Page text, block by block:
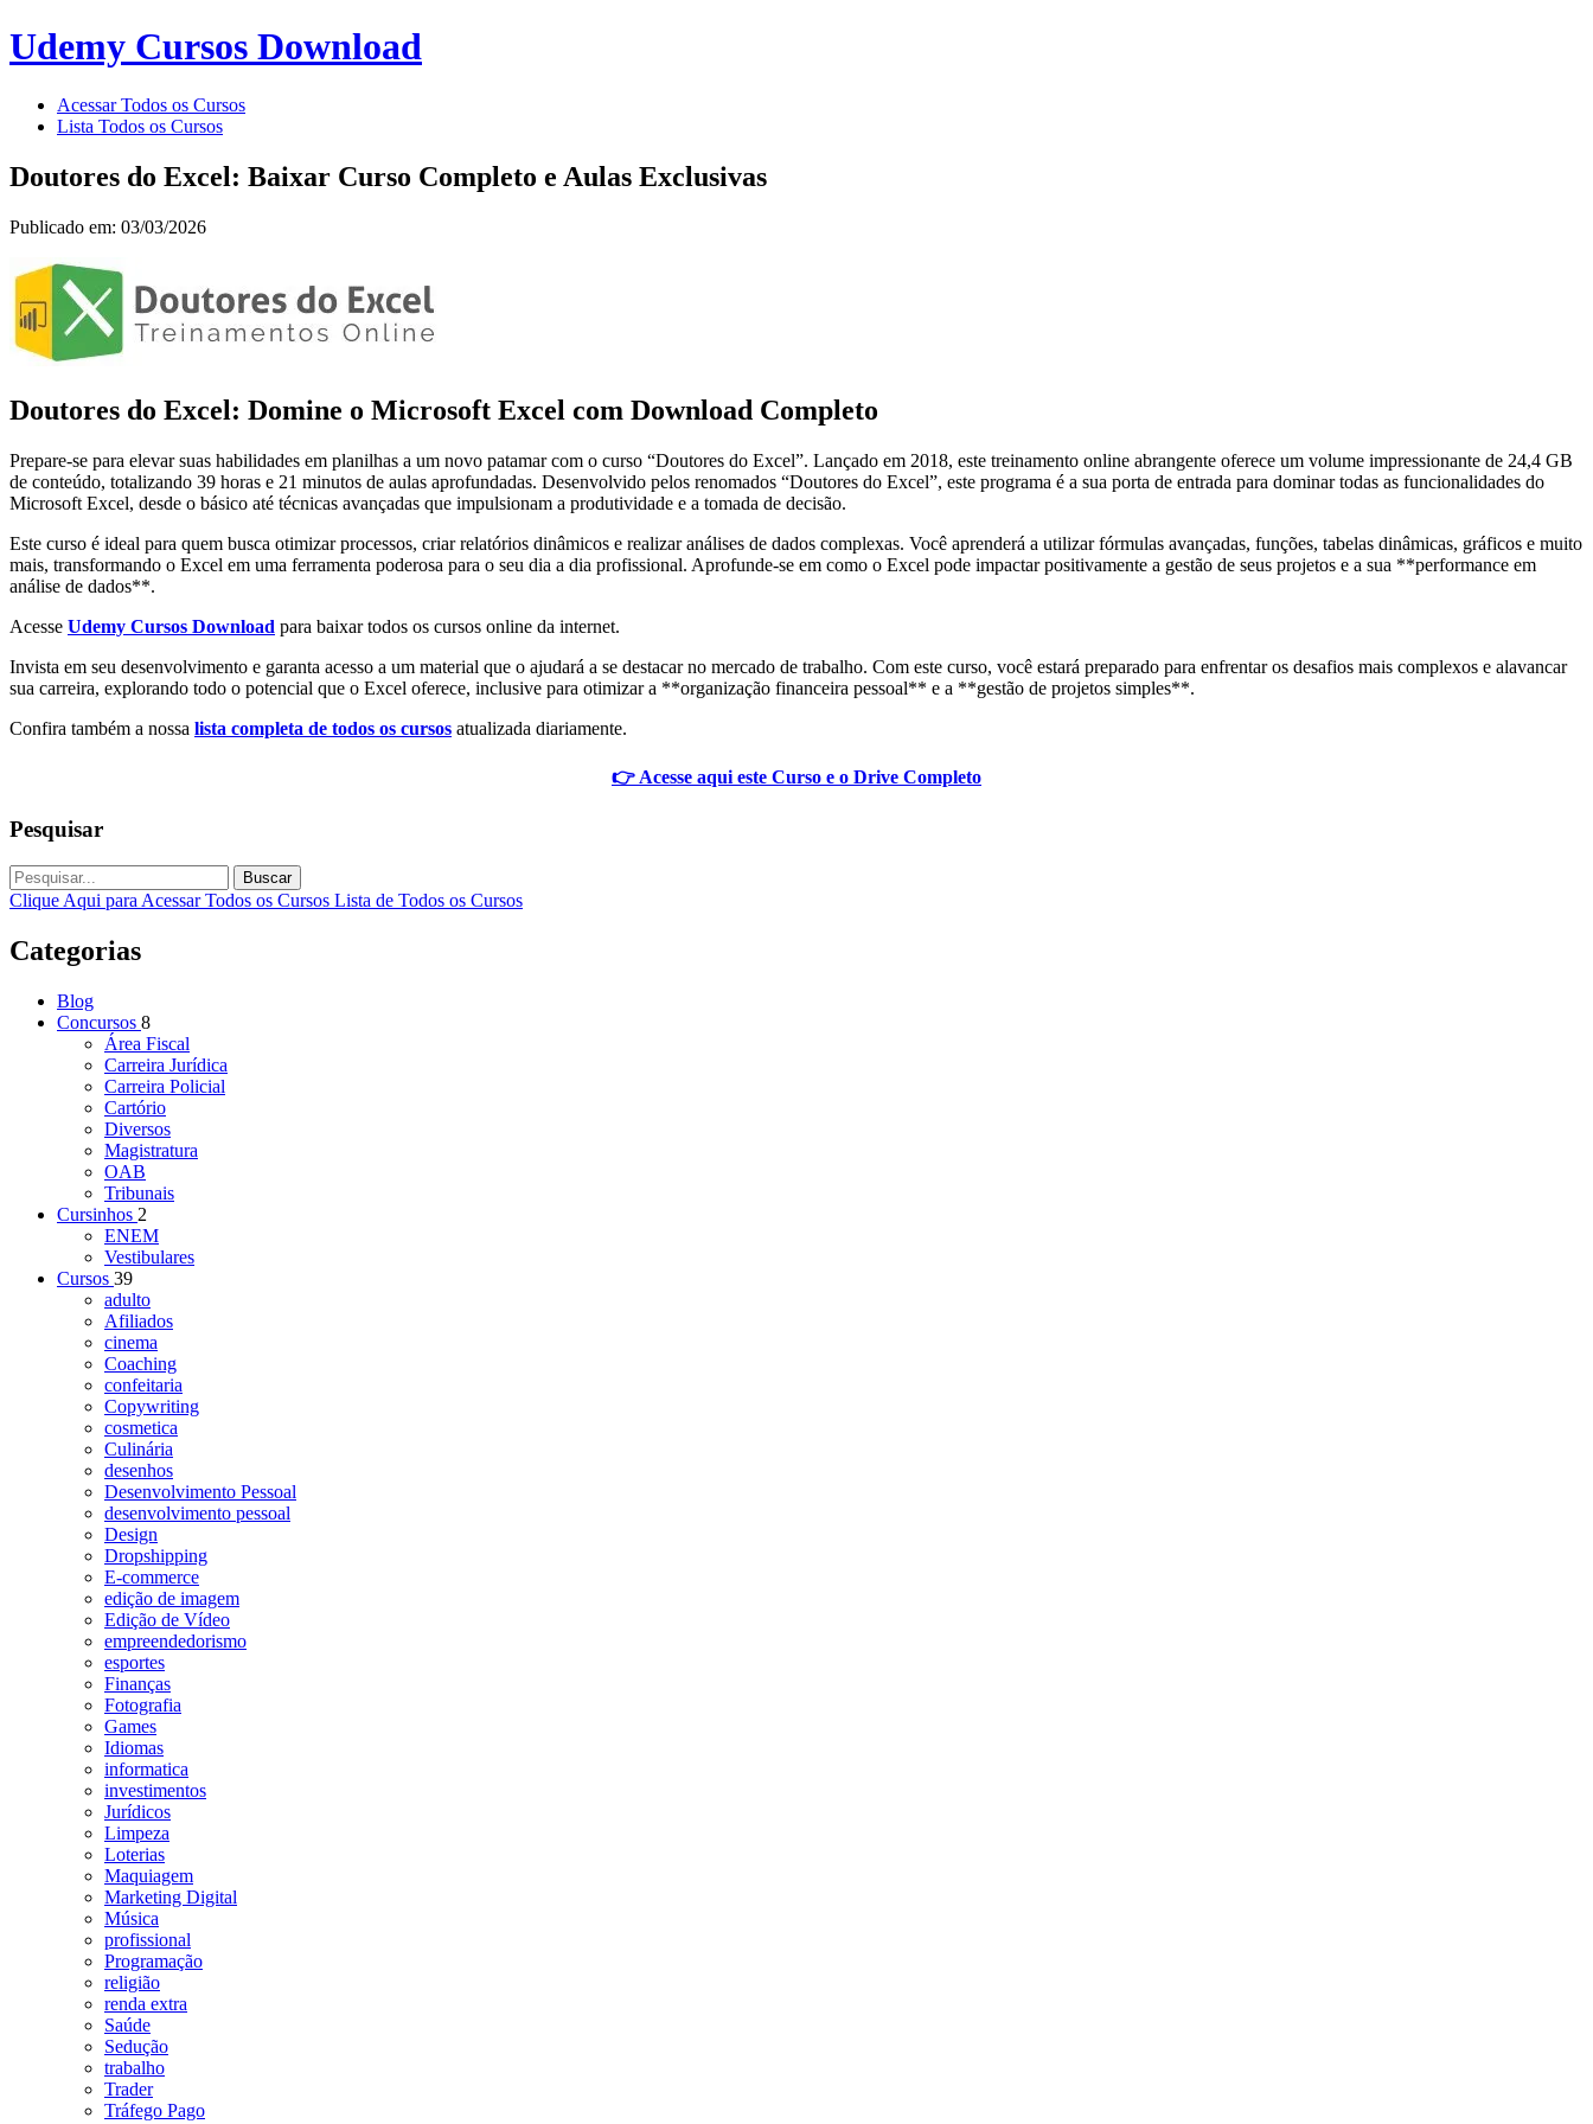
Udemy Cursos Download
Acessar Todos os Cursos
Lista Todos os Cursos
Doutores do Excel: Baixar Curso Completo e Aulas Exclusivas
Publicado em: 03/03/2026
Doutores do Excel: Domine o Microsoft Excel com Download Completo
Prepare-se para elevar suas habilidades em planilhas a um novo patamar com o curso “Doutores do Excel”. Lançado em 2018, este treinamento online abrangente oferece um volume impressionante de 24,4 GB
de conteúdo, totalizando 39 horas e 21 minutos de aulas aprofundadas. Desenvolvido pelos renomados “Doutores do Excel”, este programa é a sua porta de entrada para dominar todas as funcionalidades do
Microsoft Excel, desde o básico até técnicas avançadas que impulsionam a produtividade e a tomada de decisão.
Este curso é ideal para quem busca otimizar processos, criar relatórios dinâmicos e realizar análises de dados complexas. Você aprenderá a utilizar fórmulas avançadas, funções, tabelas dinâmicas, gráficos e muito
mais, transformando o Excel em uma ferramenta poderosa para o seu dia a dia profissional. Aprofunde-se em como o Excel pode impactar positivamente a gestão de seus projetos e a sua **performance em
análise de dados**.
Acesse Udemy Cursos Download para baixar todos os cursos online da internet.
Invista em seu desenvolvimento e garanta acesso a um material que o ajudará a se destacar no mercado de trabalho. Com este curso, você estará preparado para enfrentar os desafios mais complexos e alavancar
sua carreira, explorando todo o potencial que o Excel oferece, inclusive para otimizar a **organização financeira pessoal** e a **gestão de projetos simples**.
Confira também a nossa lista completa de todos os cursos atualizada diariamente.
👉 Acesse aqui este Curso e o Drive Completo
Pesquisar
Buscar
Clique Aqui para Acessar Todos os Cursos Lista de Todos os Cursos
Categorias
Blog
Concursos 8
Área Fiscal
Carreira Jurídica
Carreira Policial
Cartório
Diversos
Magistratura
OAB
Tribunais
Cursinhos 2
ENEM
Vestibulares
Cursos 39
adulto
Afiliados
cinema
Coaching
confeitaria
Copywriting
cosmetica
Culinária
desenhos
Desenvolvimento Pessoal
desenvolvimento pessoal
Design
Dropshipping
E-commerce
edição de imagem
Edição de Vídeo
empreendedorismo
esportes
Finanças
Fotografia
Games
Idiomas
informatica
investimentos
Jurídicos
Limpeza
Loterias
Maquiagem
Marketing Digital
Música
profissional
Programação
religião
renda extra
Saúde
Sedução
trabalho
Trader
Tráfego Pago